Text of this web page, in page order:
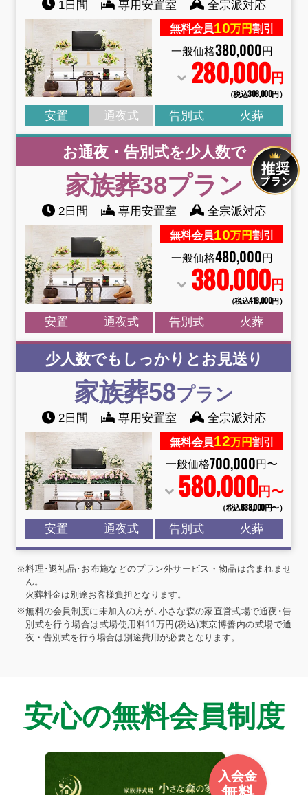
1日間 専用安置室 全宗派対応
無料会員10万円割引
一般価格380,000円
280,000円
（税込308,000円）
安置 通夜式 告別式 火葬
お通夜・告別式を少人数で
家族葬38プラン
2日間 専用安置室 全宗派対応
無料会員10万円割引
一般価格480,000円
380,000円
（税込418,000円）
安置 通夜式 告別式 火葬
少人数でもしっかりとお見送り
家族葬58プラン
2日間 専用安置室 全宗派対応
無料会員12万円割引
一般価格700,000円〜
580,000円〜
（税込638,000円〜）
安置 通夜式 告別式 火葬
※料理･返礼品･お布施などのプラン外サービス・物品は含まれませ
ん。
火葬料金は別途お客様負担となります。
※無料の会員制度に未加入の方が､小さな森の家直営式場で通夜･告
別式を行う場合は式場使用料11万円(税込)東京博善内の式場で通
夜・告別式を行う場合は別途費用が必要となります。
安心の無料会員制度
入会金